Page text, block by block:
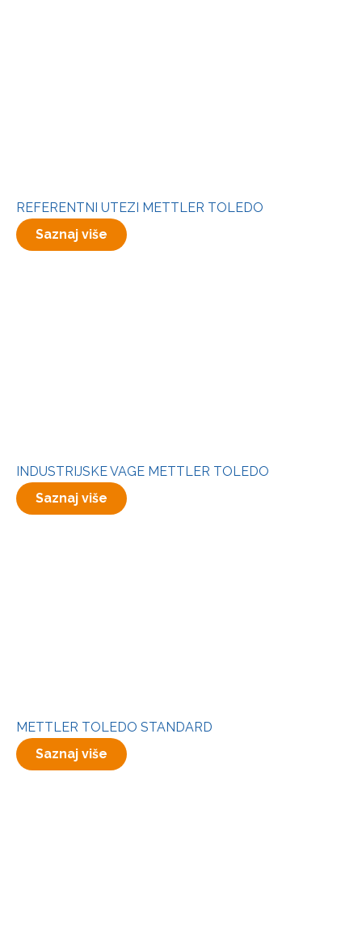
REFERENTNI UTEZI METTLER TOLEDO
Saznaj više
INDUSTRIJSKE VAGE METTLER TOLEDO
Saznaj više
METTLER TOLEDO STANDARD
Saznaj više